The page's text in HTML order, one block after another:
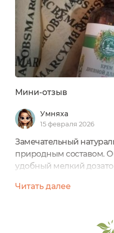
молекулярной массы.
надолго увл...
Мини-отзыв
Умняха
15 февраля 2026
Замечательный
природным составом.
удобный мелкий
достаточно питательная
работает против
Читать далее